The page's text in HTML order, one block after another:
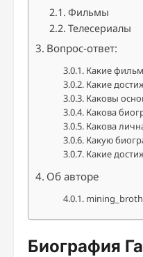
Фильмы
Телесериалы
Вопрос-ответ:
Какие
Какие
Каковы
Какова
Какова
Какую
Какие
Об авторе
mining_broth
Биография